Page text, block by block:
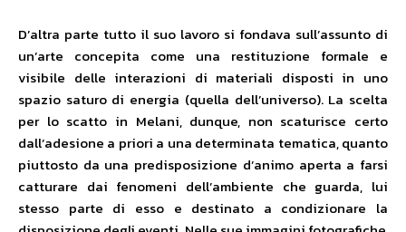
D’altra parte tutto il suo lavoro si fondava sull’assunto di
un’arte concepita come una restituzione formale e
visibile delle interazioni di materiali disposti in uno
spazio saturo di energia (quella dell’universo). La scelta
per lo scatto in Melani, dunque, non scaturisce certo
dall’adesione a priori a una determinata tematica, quanto
piuttosto da una predisposizione d’animo aperta a farsi
catturare dai fenomeni dell’ambiente che guarda, lui
stesso parte di esso e destinato a condizionare la